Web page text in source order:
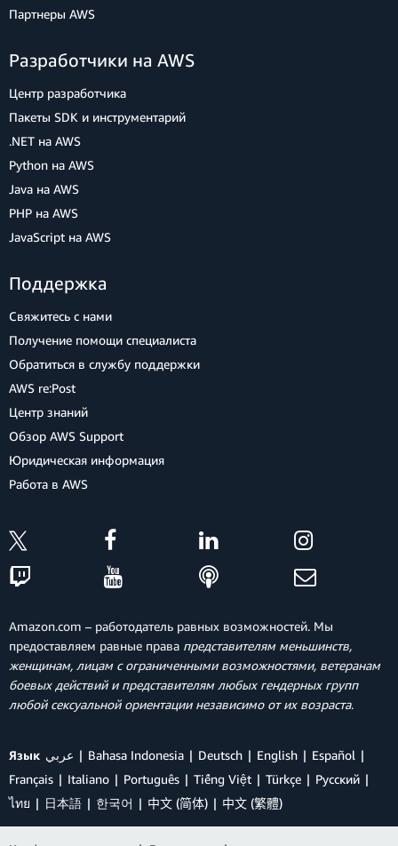
Партнеры AWS
Разработчики на AWS
Центр разработчика
Пакеты SDK и инструментарий
.NET на AWS
Python на AWS
Java на AWS
PHP на AWS
JavaScript на AWS
Поддержка
Свяжитесь с нами
Получение помощи специалиста
Обратиться в службу поддержки
AWS re:Post
Центр знаний
Обзор AWS Support
Юридическая информация
Работа в AWS
Amazon.com – работодатель равных возможностей. Мы
предоставляем равные права представителям меньшинств,
женщинам, лицам с ограниченными возможностями, ветеранам
боевых действий и представителям любых гендерных групп
любой сексуальной ориентации независимо от их возраста.
Язык عربي Bahasa Indonesia Deutsch English
Español
Français
Italiano Português Tiếng Việt Türkçe
Ρусский
ไทย
日本語 한국어 中文 (简体) 中文 (繁體)